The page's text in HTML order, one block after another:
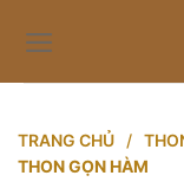
content
TRANG CHỦ /
THON GỌN HÀM